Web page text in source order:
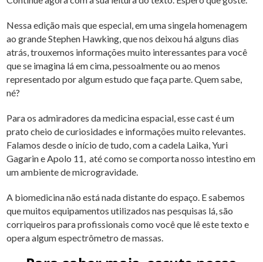
Nessa edição mais que especial, em uma singela homenagem
ao grande Stephen Hawking, que nos deixou há alguns dias
atrás, trouxemos informações muito interessantes para você
que se imagina lá em cima, pessoalmente ou ao menos
representado por algum estudo que faça parte. Quem sabe,
né?
Para os admiradores da medicina espacial, esse cast é um
prato cheio de curiosidades e informações muito relevantes.
Falamos desde o início de tudo, com a cadela Laika, Yuri
Gagarin e Apolo 11, até como se comporta nosso intestino em
um ambiente de microgravidade.
A biomedicina não está nada distante do espaço. E sabemos
que muitos equipamentos utilizados nas pesquisas lá, são
corriqueiros para profissionais como você que lê este texto e
opera algum espectrômetro de massas.